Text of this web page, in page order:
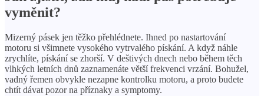
vyměnit?
Mizerný pásek jen těžko přehlédnete. Ihned po nastartování
motoru si všimnete vysokého vytrvalého pískání. A když náhle
zrychlíte, pískání se zhorší. V deštivých dnech nebo během těch
vlhkých letních dnů zaznamenáte větší frekvenci vrzání. Bohužel,
vadný řemen obvykle nezapne kontrolku motoru, a proto budete
chtít dávat pozor na příznaky a symptomy.